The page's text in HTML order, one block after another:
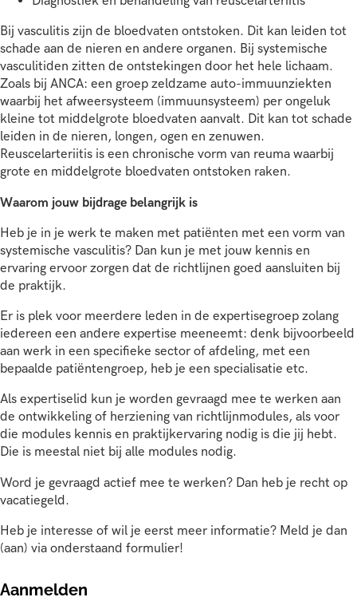
Bij vasculitis zijn de bloedvaten ontstoken. Dit kan leiden tot
schade aan de nieren en andere organen. Bij systemische
vasculitiden zitten de ontstekingen door het hele lichaam.
Zoals bij ANCA: een groep zeldzame auto-immuunziekten
waarbij het afweersysteem (immuunsysteem) per ongeluk
kleine tot middelgrote bloedvaten aanvalt. Dit kan tot schade
leiden in de nieren, longen, ogen en zenuwen.
Reuscelarteriitis is een chronische vorm van reuma waarbij
grote en middelgrote bloedvaten ontstoken raken.
Waarom jouw bijdrage belangrijk is
Heb je in je werk te maken met patiënten met een vorm van
systemische vasculitis? Dan kun je met jouw kennis en
ervaring ervoor zorgen dat de richtlijnen goed aansluiten bij
de praktijk.
Er is plek voor meerdere leden in de expertisegroep zolang
iedereen een andere expertise meeneemt: denk bijvoorbeeld
aan werk in een specifieke sector of afdeling, met een
bepaalde patiëntengroep, heb je een specialisatie etc.
Als expertiselid kun je worden gevraagd mee te werken aan
de ontwikkeling of herziening van richtlijnmodules, als voor
die modules kennis en praktijkervaring nodig is die jij hebt.
Die is meestal niet bij alle modules nodig.
Word je gevraagd actief mee te werken? Dan heb je recht op
vacatiegeld.
Heb je interesse of wil je eerst meer informatie? Meld je dan
(aan) via onderstaand formulier!
Aanmelden